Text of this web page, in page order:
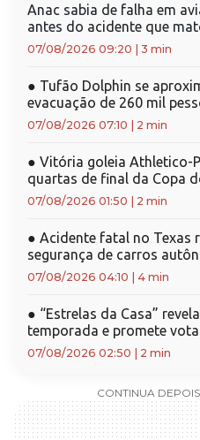
Anac sabia de falha em
antes do acidente que
07/08/2026 09:20 | 3 min
● Tufão Dolphin se
evacuação de 260 mil
07/08/2026 07:10 | 2 min
● Vitória goleia Athletico-
quartas de final da Copa
07/08/2026 01:50 | 2 min
● Acidente fatal no Texas
segurança de carros
07/08/2026 04:10 | 4 min
● “Estrelas da Casa”
temporada e promete
07/08/2026 02:50 | 2 min
CONTINUA